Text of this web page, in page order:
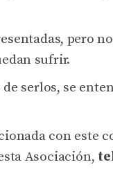
pero
sufrir.
serlos, se
con este
Asociación,